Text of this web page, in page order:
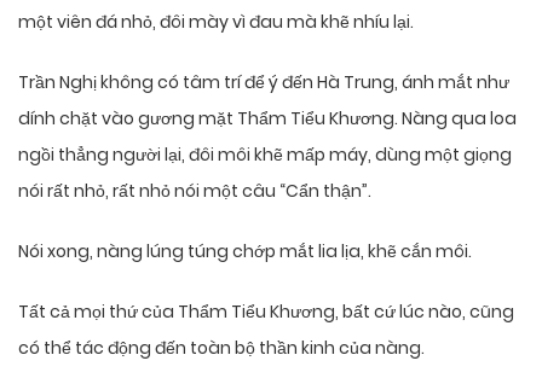
một viên đá nhỏ, đôi mày vì đau mà khẽ nhíu lại.
Trần Nghị không có tâm trí để ý đến Hà Trung, ánh mắt như
dính chặt vào gương mặt Thẩm Tiểu Khương. Nàng qua loa
ngồi thẳng người lại, đôi môi khẽ mấp máy, dùng một giọng
nói rất nhỏ, rất nhỏ nói một câu “Cẩn thận”.
Nói xong, nàng lúng túng chớp mắt lia lịa, khẽ cắn môi.
Tất cả mọi thứ của Thẩm Tiểu Khương, bất cứ lúc nào, cũng
có thể tác động đến toàn bộ thần kinh của nàng.